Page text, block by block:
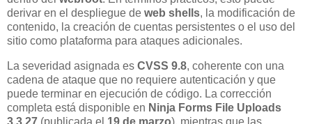
derivar en el despliegue de web shells, la modificación de
contenido, la creación de cuentas persistentes o el uso del
sitio como plataforma para ataques adicionales.
La severidad asignada es CVSS 9.8, coherente con una
cadena de ataque que no requiere autenticación y que
puede terminar en ejecución de código. La corrección
completa está disponible en Ninja Forms File Uploads
3.3.27 (publicada el 19 de marzo), mientras que las